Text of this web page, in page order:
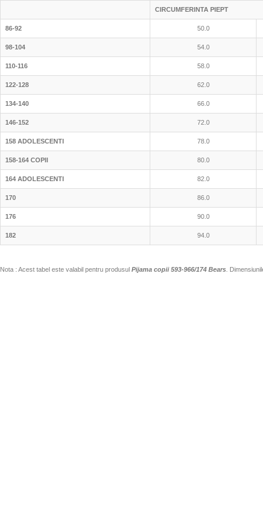
CIRCUMFERINTA PIEPT
86-92 50.0
98-104 54.0
110-116 58.0
122-128 62.0
134-140 66.0
146-152 72.0
158 ADOLESCENTI 78.0
158-164 COPII 80.0
164 ADOLESCENTI 82.0
170 86.0
176 90.0
182 94.0
Nota : Acest tabel este valabil pentru produsul Pijama copii 593-966/174 Bears .